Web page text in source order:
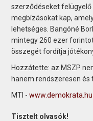
szerződéseket
megbízásokat kap,
lehetséges. Bangóné
mintegy 260 ezer
összegét fordítja
Hozzátette: az MSZP
hanem rendszeresen és
MTI -www.demokrata.hu
Tisztelt olvasók!